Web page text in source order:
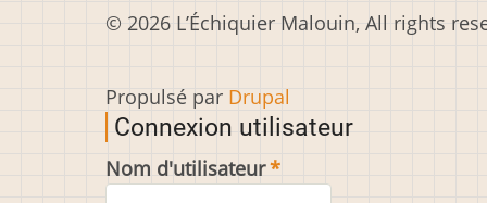
© 2026 L’Échiquier Malouin, All rights
Propulsé par Drupal
Connexion utilisateur
Nom d'utilisateur